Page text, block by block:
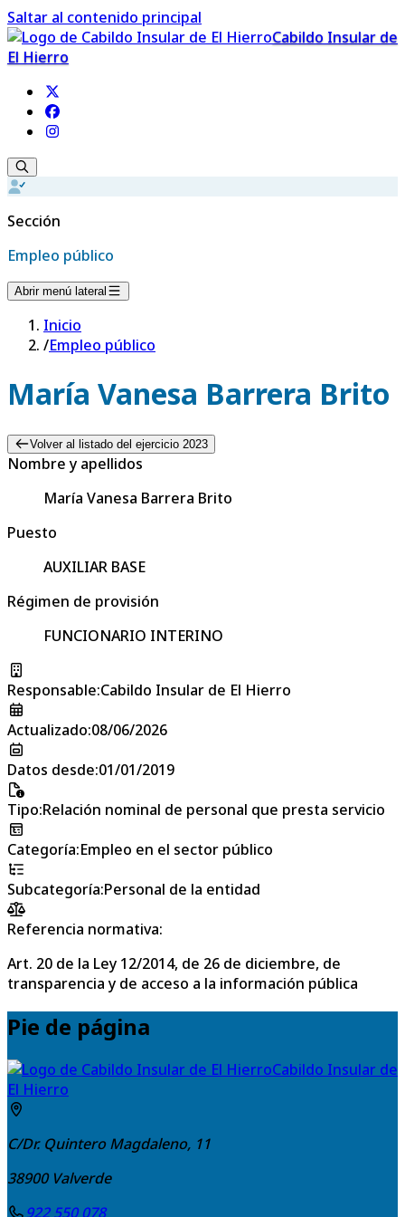
Saltar al contenido principal
Cabildo Insular de
El Hierro
Sección
Empleo público
Abrir menú lateral
Inicio
/Empleo público
María Vanesa Barrera Brito
Volver al listado del ejercicio 2023
Nombre y apellidos
María Vanesa Barrera Brito
Puesto
AUXILIAR BASE
Régimen de provisión
FUNCIONARIO INTERINO
Responsable:Cabildo Insular de El Hierro
Actualizado:08/06/2026
Datos desde:01/01/2019
Tipo:Relación nominal de personal que presta servicio
Categoría:Empleo en el sector público
Subcategoría:Personal de la entidad
Referencia normativa:
Art. 20 de la Ley 12/2014, de 26 de diciembre, de
transparencia y de acceso a la información pública
Pie de página
Cabildo Insular de
El Hierro
C/Dr. Quintero Magdaleno, 11
38900 Valverde
922 550 078